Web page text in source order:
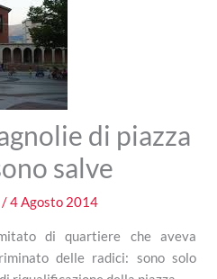
di piazza
salve
/4 Agosto 2014
di quartiere che aveva
delle radici: sono solo